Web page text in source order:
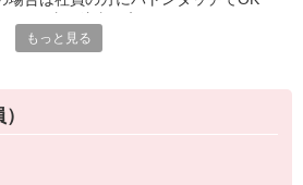
ステムに入力
もっと見る